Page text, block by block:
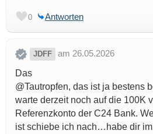
0 Antworten
JDFF
am 26.05.2026
Das
@Tautropfen, das ist ja bestens
warte derzeit noch auf die 100K
Referenzkonto der C24 Bank.
ist schiebe ich nach…habe dir